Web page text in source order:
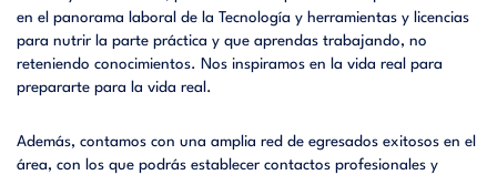
en el panorama laboral de la Tecnología y herramientas y licencias
para nutrir la parte práctica y que aprendas trabajando, no
reteniendo conocimientos. Nos inspiramos en la vida real para
prepararte para la vida real.
Además, contamos con una amplia red de egresados exitosos en el
área, con los que podrás establecer contactos profesionales y